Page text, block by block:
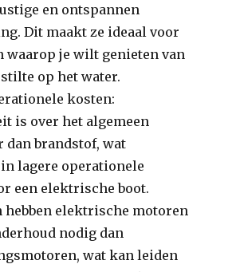
en ontspannen
Dit maakt ze ideaal voor
waarop je wilt genieten van
op het water.
kosten:
is over het algemeen
dan brandstof, wat
lagere operationele
een elektrische boot.
hebben elektrische motoren
nodig dan
wat kan leiden